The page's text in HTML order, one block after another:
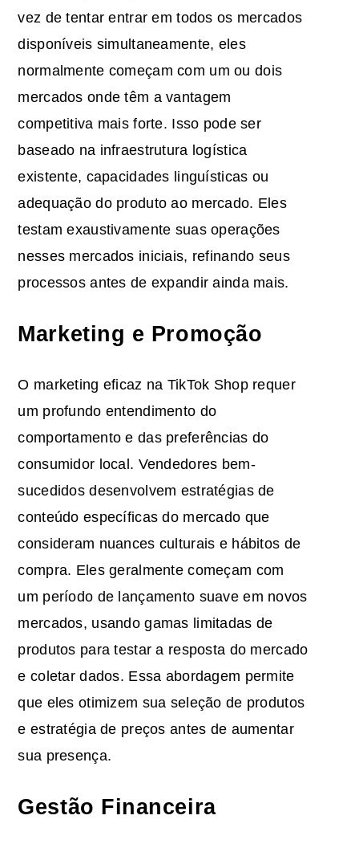
vez de tentar entrar em todos os mercados
disponíveis simultaneamente, eles
normalmente começam com um ou dois
mercados onde têm a vantagem
competitiva mais forte. Isso pode ser
baseado na infraestrutura logística
existente, capacidades linguísticas ou
adequação do produto ao mercado. Eles
testam exaustivamente suas operações
nesses mercados iniciais, refinando seus
processos antes de expandir ainda mais.
Marketing e Promoção
O marketing eficaz na TikTok Shop requer
um profundo entendimento do
comportamento e das preferências do
consumidor local. Vendedores bem-
sucedidos desenvolvem estratégias de
conteúdo específicas do mercado que
consideram nuances culturais e hábitos de
compra. Eles geralmente começam com
um período de lançamento suave em novos
mercados, usando gamas limitadas de
produtos para testar a resposta do mercado
e coletar dados. Essa abordagem permite
que eles otimizem sua seleção de produtos
e estratégia de preços antes de aumentar
sua presença.
Gestão Financeira